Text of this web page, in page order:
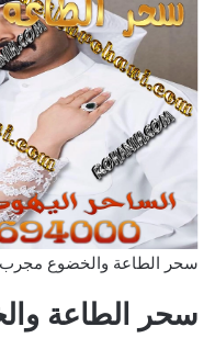
سحر الطاعة والخضوع مجرب
سحر الطاعة